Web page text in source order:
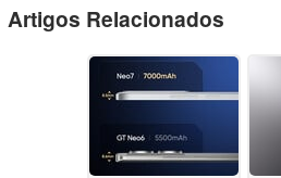
Artigos Relacionados